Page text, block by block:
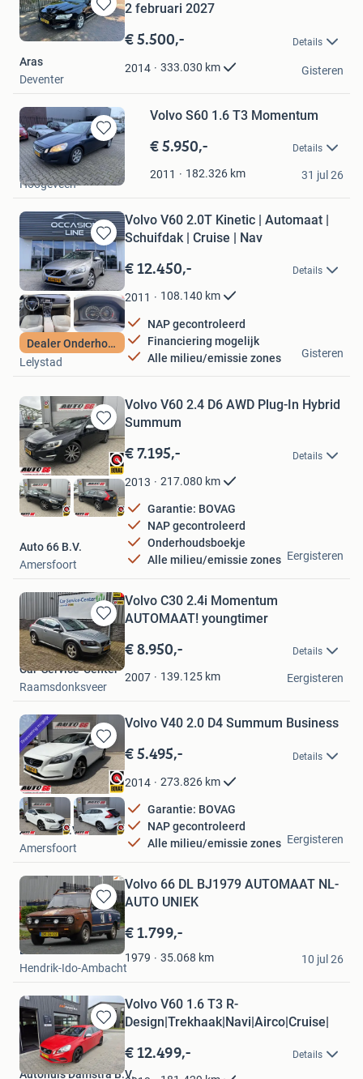
Bewaren
in
Favorieten
2 februari 2027
€ 5.500,- Details
2014 333.030 km
Aras
Deventer
Gisteren
Bewaren
in
Mijn
Favorieten
Volvo S60 1.6 T3 Momentum
€ 5.950,- Details
2011 182.326 km
JS Auto's
Hoogeveen
31 jul 26
Bewaren
in
Mijn
Favorieten
Dealer Onderhouden
Volvo V60 2.0T Kinetic | Automaat |
Schuifdak | Cruise | Nav
€ 12.450,- Details
2011 108.140 km
NAP gecontroleerd
Financiering mogelijk
Alle milieu/emissie zones
Occasion Line B.V.
Lelystad
Gisteren
Bewaren
in
Mijn
Favorieten
Volvo V60 2.4 D6 AWD Plug-In Hybrid
Summum
€ 7.195,- Details
2013 217.080 km
Garantie: BOVAG
NAP gecontroleerd
Onderhoudsboekje
Alle milieu/emissie zones
Auto 66 B.V.
Amersfoort
Eergisteren
Bewaren
in
Mijn
Favorieten
Volvo C30 2.4i Momentum
AUTOMAAT! youngtimer
€ 8.950,- Details
2007 139.125 km
Car-Service-Center
Raamsdonksveer
Eergisteren
Bewaren
in
Mijn
Favorieten
Volvo V40 2.0 D4 Summum Business
€ 5.495,- Details
2014 273.826 km
Garantie: BOVAG
NAP gecontroleerd
Alle milieu/emissie zones
Auto 66 B.V.
Amersfoort
Eergisteren
Bewaren
in
Mijn
Favorieten
Volvo 66 DL BJ1979 AUTOMAAT NL-
AUTO UNIEK
€ 1.799,-
1979 35.068 km
Dunant Cars
Hendrik-Ido-Ambacht
10 jul 26
Bewaren
in
Mijn
Favorieten
Volvo V60 1.6 T3 R-
Design|Trekhaak|Navi|Airco|Cruise|
€ 12.499,- Details
Autohuis Damstra B.V.